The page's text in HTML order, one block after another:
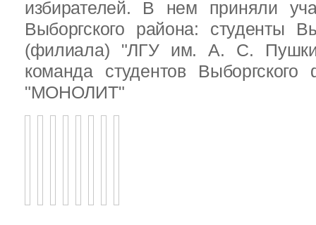
избирателей. В нем приняли
Выборгского района: студенты
(филиала) "ЛГУ им. А. С.
команда студентов
"МОНОЛИТ"